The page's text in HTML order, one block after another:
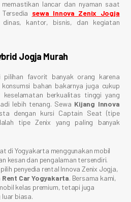
lancar dan nyaman saat
sewa Innova Zenix Jogja
kantor, bisnis, dan kegiatan
Jogja Murah
pilihan favorit banyak orang karena
bahan bakarnya juga cukup
berkualitas tinggi yang
lebih tenang. Sewa Kijang Innova
dengan kursi Captain Seat (tipe
tipe Zenix yang paling banyak
di Yogyakarta menggunakan mobil
kesan dan pengalaman tersendiri.
penyedia rental Innova Zenix Jogja,
Rent Car Yogyakarta. Bersama kami,
kelas premium, tetapi juga
luar biasa.